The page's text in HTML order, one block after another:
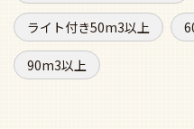
ライト付き50m3以上
90m3以上